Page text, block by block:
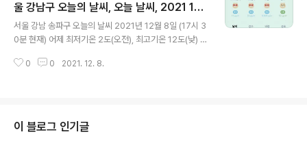
= 60 ㎍/m³ 황사는 보통 = 57 ㎍/m³ 자외선 (오후) =
보통 오늘 초미세먼지 보통 = 23 ㎍/m³ 미세먼지는 보통
= 50 ㎍/m³ 황사는 보통 = 22 ㎍/m³ 자외선 (오후) =
보통 대기상태는 어제보다 조금 좋습니다 대기상태가 전체
적으로 좋지는 않습니다 초미세먼지 23..
울 강남구 오늘의 날씨, 오늘 날씨, 2021 120
8, 초미세먼지, 미세먼지, 황사, 자외선
서울 강남 송파구 오늘의 날씨 2021년 12월 8일 (17시 3
0분 현재) 어제 최저기온 2도(오전), 최고기온 12도(낮) 오
저기온, 어제보다 1도 낮은 최고기온입니다 아침에 최저기
= 27 ㎍/m³ 황사는 보통 = 60 ㎍/m³ 자외선 (오후) =
보통 오늘 초미세먼지 좋음 = 15 ㎍/m³ 미세먼지는 좋음
0 0 2021. 12. 8.
이 블로그 인기글